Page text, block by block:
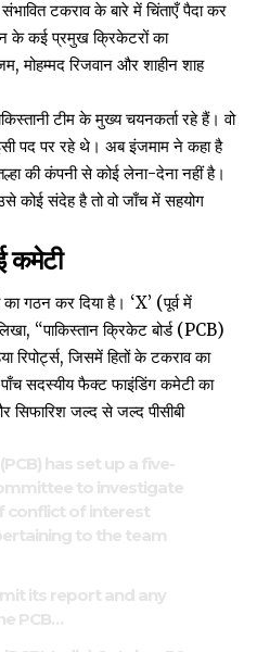
टकराव के बारे में चिंताएँ पैदा कर
के कई प्रमुख क्रिकेटरों का
मोहम्मद रिजवान और शाहीन शाह
टीम के मुख्य चयनकर्ता रहे हैं। वो
पद पर रहे थे। अब इंजमाम ने कहा है
की कंपनी से कोई लेना-देना नहीं है।
कोई संदेह है तो वो जाँच में सहयोग
कमेटी
गठन कर दिया है। ‘X’ (पूर्व में
“पाकिस्तान क्रिकेट बोर्ड (PCB)
जिसमें हितों के टकराव का
सदस्यीय फैक्ट फाइंडिंग कमेटी का
सिफारिश जल्द से जल्द पीसीबी
has set up a five-
to investigate
conflict of interest
to the team
its report and any
PCB…